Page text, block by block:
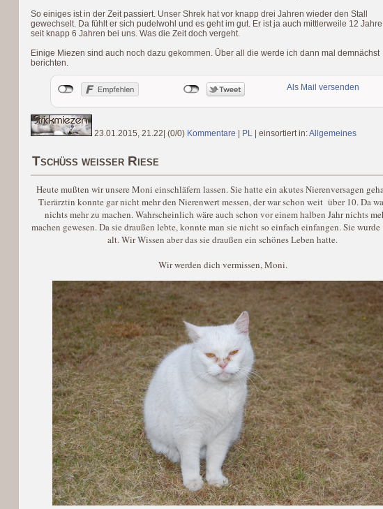
So einiges ist in der Zeit passiert. Unser Shrek hat vor knapp drei Jahren wieder den Stall
gewechselt. Da fühlt er sich pudelwohl und es geht im gut. Er ist ja auch mittlerweile 12 Jahre
seit knapp 6 Jahren bei uns. Was die Zeit doch vergeht.
Einige Miezen sind auch noch dazu gekommen. Über all die werde ich dann mal demnächst
berichten.
Als Mail versenden
23.01.2015, 21.22 (0/0) Kommentare PL einsortiert in:Allgemeines
Tschüß weißer Riese
Heute mußten wir unsere Moni einschläfern lassen. Sie hatte ein akutes Nierenversagen
Tierärztin konnte gar nicht mehr den Nierenwert messen, der war schon weit über 10. Da
nichts mehr zu machen. Wahrscheinlich wäre auch schon vor einem halben Jahr nichts
machen gewesen. Da sie draußen lebte, konnte man sie nicht so einfach einfangen. Sie wurde
alt. Wir Wissen aber das sie draußen ein schönes Leben hatte.
Wir werden dich vermissen, Moni.